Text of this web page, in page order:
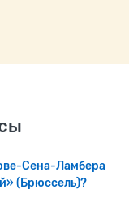
Сена-Ламбера
(Брюссель)?